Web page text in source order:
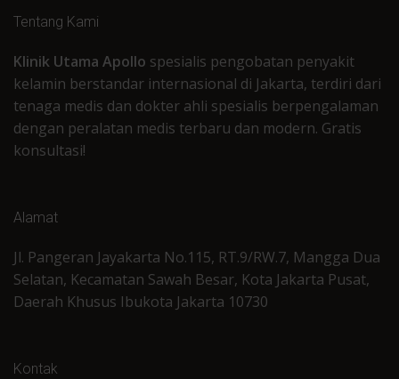
Tentang Kami
Klinik Utama Apollo spesialis pengobatan penyakit
kelamin berstandar internasional di Jakarta, terdiri dari
tenaga medis dan dokter ahli spesialis berpengalaman
dengan peralatan medis terbaru dan modern. Gratis
konsultasi!
Alamat
Jl. Pangeran Jayakarta No.115, RT.9/RW.7, Mangga Dua
Selatan, Kecamatan Sawah Besar, Kota Jakarta Pusat,
Daerah Khusus Ibukota Jakarta 10730
Kontak